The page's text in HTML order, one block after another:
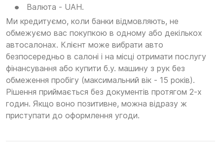
Валюта - UAH.
Ми кредитуємо, коли банки відмовляють, не
обмежуємо вас покупкою в одному або декількох
автосалонах. Клієнт може вибрати авто
безпосередньо в салоні і на місці отримати послугу
фінансування або купити б.у. машину з рук без
обмеження пробігу (максимальний вік - 15 років).
Рішення приймається без документів протягом 2-х
годин. Якщо воно позитивне, можна відразу ж
приступати до оформлення угоди.